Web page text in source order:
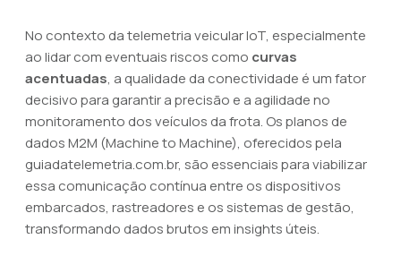
No contexto da telemetria veicular IoT, especialmente
ao lidar com eventuais riscos como curvas
acentuadas, a qualidade da conectividade é um fator
decisivo para garantir a precisão e a agilidade no
monitoramento dos veículos da frota. Os planos de
dados M2M (Machine to Machine), oferecidos pela
guiadatelemetria.com.br, são essenciais para viabilizar
essa comunicação contínua entre os dispositivos
embarcados, rastreadores e os sistemas de gestão,
transformando dados brutos em insights úteis.